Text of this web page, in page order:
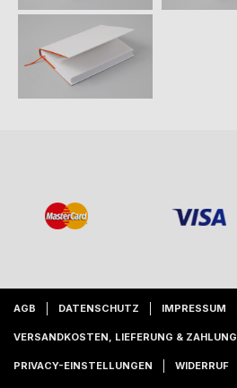
AGB DATENSCHUTZ IMPRESSUM
VERSANDKOSTEN, LIEFERUNG & ZAHLUNG
PRIVACY-EINSTELLUNGEN WIDERRUF